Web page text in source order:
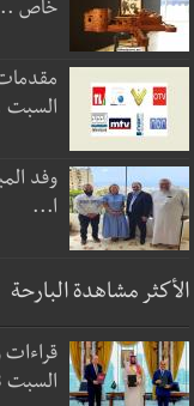
خاص
مقدمات
وفد
ا...
الأكثر مشاهدة البارحة
السبت 8...